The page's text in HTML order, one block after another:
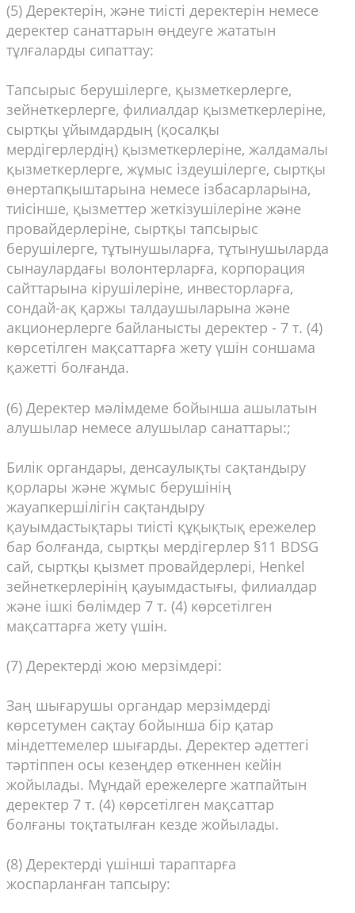
(5) Деректерін, және тиісті деректерін немесе
деректер санаттарын өңдеуге жататын
тұлғаларды сипаттау:
Тапсырыс берушілерге, қызметкерлерге,
зейнеткерлерге, филиалдар қызметкерлеріне,
сыртқы ұйымдардың (қосалқы
мердігерлердің) қызметкерлеріне, жалдамалы
қызметкерлерге, жұмыс іздеушілерге, сыртқы
өнертапқыштарына немесе ізбасарларына,
тиісінше, қызметтер жеткізушілеріне және
провайдерлеріне, сыртқы тапсырыс
берушілерге, тұтынушыларға, тұтынушыларда
сынаулардағы волонтерларға, корпорация
сайттарына кірушілеріне, инвесторларға,
сондай-ақ қаржы талдаушыларына және
акционерлерге байланысты деректер - 7 т. (4)
көрсетілген мақсаттарға жету үшін соншама
қажетті болғанда.
(6) Деректер мәлімдеме бойынша ашылатын
алушылар немесе алушылар санаттары:;
Билік органдары, денсаулықты сақтандыру
қорлары және жұмыс берушінің
жауапкершілігін сақтандыру
қауымдастықтары тиісті құқықтық ережелер
бар болғанда, сыртқы мердігерлер §11 BDSG
сай, сыртқы қызмет провайдерлері, Henkel
зейнеткерлерінің қауымдастығы, филиалдар
және ішкі бөлімдер 7 т. (4) көрсетілген
мақсаттарға жету үшін.
(7) Деректерді жою мерзімдері:
Заң шығарушы органдар мерзімдерді
көрсетумен сақтау бойынша бір қатар
міндеттемелер шығарды. Деректер әдеттегі
тәртіппен осы кезеңдер өткеннен кейін
жойылады. Мұндай ережелерге жатпайтын
деректер 7 т. (4) көрсетілген мақсаттар
болғаны тоқтатылған кезде жойылады.
(8) Деректерді үшінші тараптарға
жоспарланған тапсыру: